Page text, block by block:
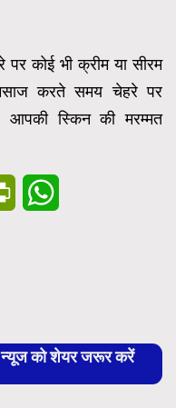
कोई भी क्रीम या सीरम
करते समय चेहरे पर
आपकी स्किन की मरम्मत
PrintFriendly
को शेयर जरूर करें